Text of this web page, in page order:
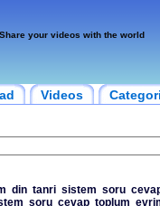
Share your videos with the world
Videos
din tanri sistem soru
soru cevap toplum